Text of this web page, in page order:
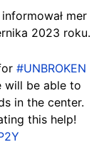
mer
2023 roku.
#UNBROKEN
will be able to
in the center.
this help!